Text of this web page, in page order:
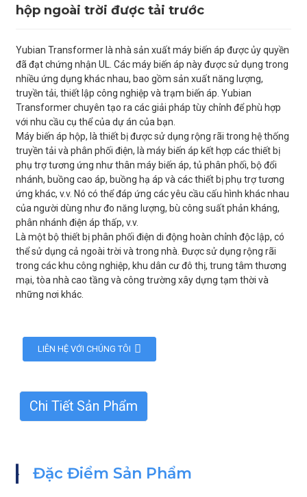
hộp ngoài trời được tải trước
Yubian Transformer là nhà sản xuất máy biến áp được ủy quyền
đã đạt chứng nhận UL. Các máy biến áp này được sử dụng trong
nhiều ứng dụng khác nhau, bao gồm sản xuất năng lượng,
truyền tải, thiết lập công nghiệp và trạm biến áp. Yubian
Transformer chuyên tạo ra các giải pháp tùy chỉnh để phù hợp
với nhu cầu cụ thể của dự án của bạn.
Máy biến áp hộp, là thiết bị được sử dụng rộng rãi trong hệ thống
truyền tải và phân phối điện, là máy biến áp kết hợp các thiết bị
phụ trợ tương ứng như thân máy biến áp, tủ phân phối, bộ đổi
nhánh, buồng cao áp, buồng hạ áp và các thiết bị phụ trợ tương
ứng khác, v.v. Nó có thể đáp ứng các yêu cầu cấu hình khác nhau
của người dùng như đo năng lượng, bù công suất phản kháng,
phân nhánh điện áp thấp, v.v.
Là một bộ thiết bị phân phối điện di động hoàn chỉnh độc lập, có
thể sử dụng cả ngoài trời và trong nhà. Được sử dụng rộng rãi
trong các khu công nghiệp, khu dân cư đô thị, trung tâm thương
mại, tòa nhà cao tầng và công trường xây dựng tạm thời và
những nơi khác.
LIÊN HỆ VỚI CHÚNG TÔI
Chi Tiết Sản Phẩm
Đặc Điểm Sản Phẩm
GẮN